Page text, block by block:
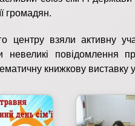
громадян.
центру взяли активну
невеликі
книжкову виставку у